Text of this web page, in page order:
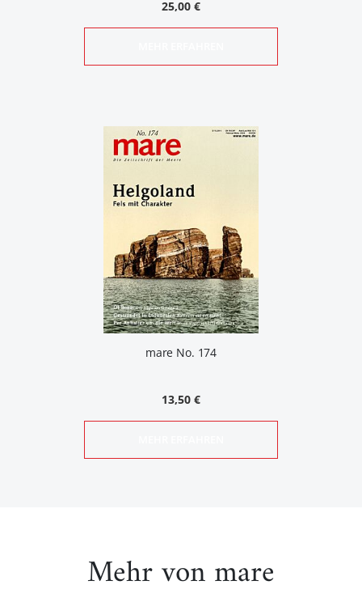
25,00 €
mare No. 174
13,50 €
Mehr von mare